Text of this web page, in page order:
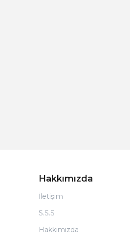
Hakkımızda
İletişim
S.S.S
Hakkımızda